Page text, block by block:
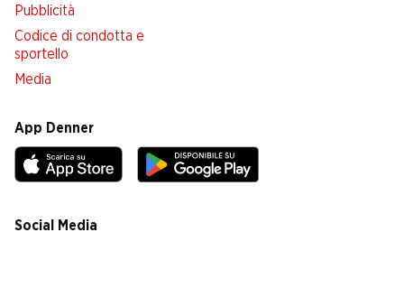
Pubblicità
Codice di condotta e
sportello
Media
App Denner
Social Media